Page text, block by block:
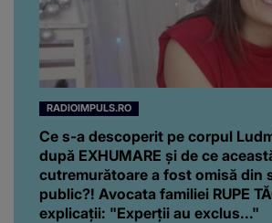
RADIOIMPULS.RO
Ce s-a descoperit pe corpul
după EXHUMARE și de ce
cutremurătoare a fost omisă din
public?! Avocata familiei RUPE
explicații: "Experții au exclus..."